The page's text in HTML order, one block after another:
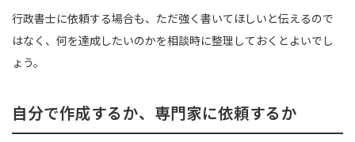
行政書士に依頼する場合も、ただ強く書いてほしいと伝えるので
はなく、何を達成したいのかを相談時に整理しておくとよいでし
ょう。
自分で作成するか、専門家に依頼するか